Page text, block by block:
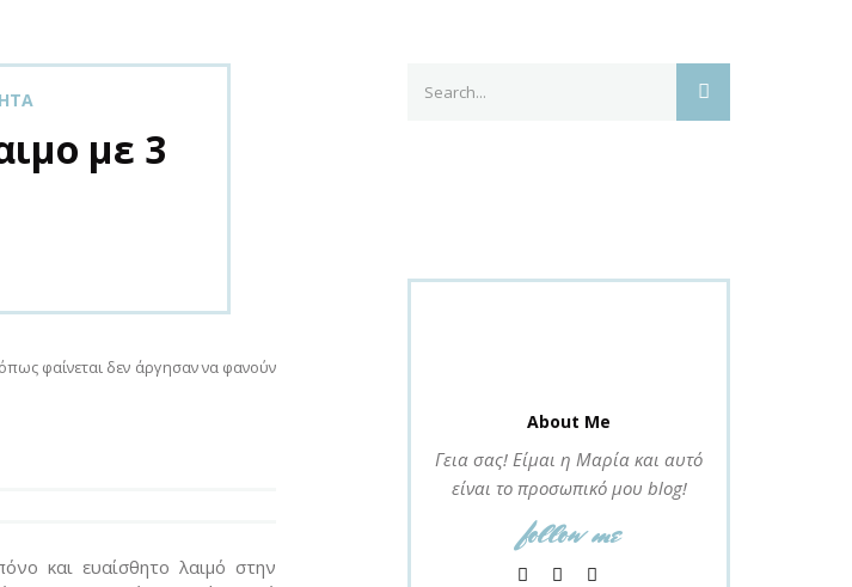
με 3
φαίνεται δεν άργησαν να φανούν
και ευαίσθητο λαιμό στην
for:
SEARCH
About Me
Γεια σας! Είμαι η Μαρία και αυτό
είναι το προσωπικό μου blog!
follow me